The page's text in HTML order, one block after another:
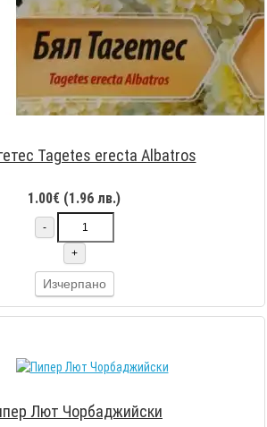
Tagetes erecta Albatros
1.00€ (1.96 лв.)
-
+
Изчерпано
Лют Чорбаджийски